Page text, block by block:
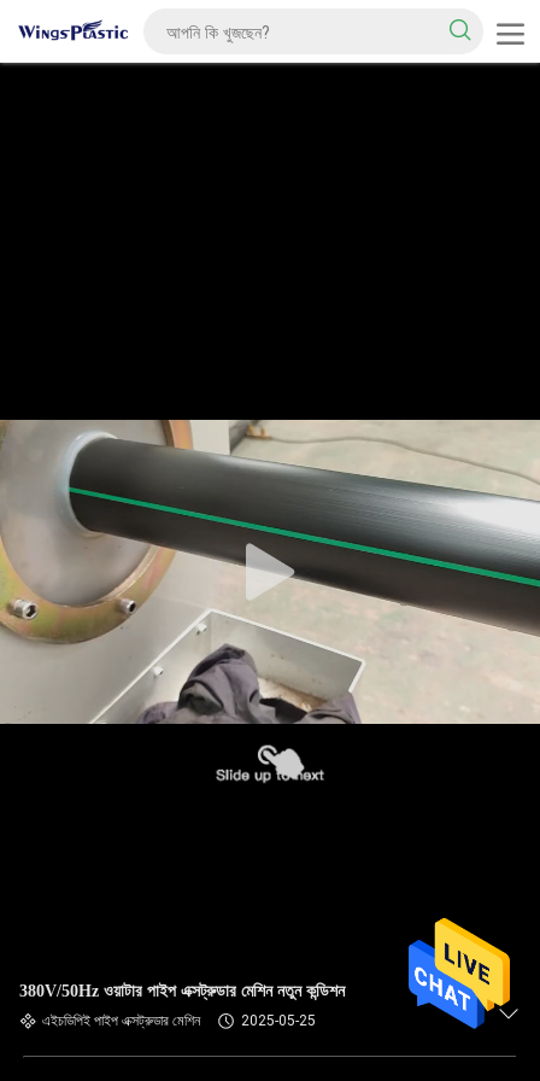
380V/50Hz ওয়াটার পাইপ এক্সট্রুডার মেশিন নতুন কন্ডিশন
এইচডিপিই পাইপ এক্সট্রুডার মেশিন 2025-05-25